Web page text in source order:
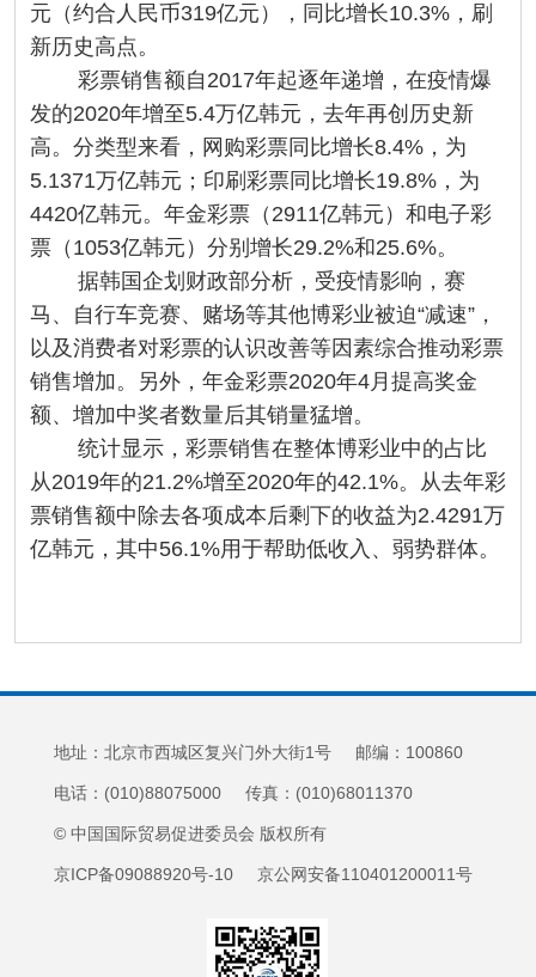
元（约合人民币319亿元），同比增长10.3%，刷
新历史高点。
彩票销售额自2017年起逐年递增，在疫情爆
发的2020年增至5.4万亿韩元，去年再创历史新
高。分类型来看，网购彩票同比增长8.4%，为
5.1371万亿韩元；印刷彩票同比增长19.8%，为
4420亿韩元。年金彩票（2911亿韩元）和电子彩
票（1053亿韩元）分别增长29.2%和25.6%。
据韩国企划财政部分析，受疫情影响，赛
马、自行车竞赛、赌场等其他博彩业被迫“减速”，
以及消费者对彩票的认识改善等因素综合推动彩票
销售增加。另外，年金彩票2020年4月提高奖金
额、增加中奖者数量后其销量猛增。
统计显示，彩票销售在整体博彩业中的占比
从2019年的21.2%增至2020年的42.1%。从去年彩
票销售额中除去各项成本后剩下的收益为2.4291万
亿韩元，其中56.1%用于帮助低收入、弱势群体。
地址：北京市西城区复兴门外大街1号 邮编：100860
电话：(010)88075000 传真：(010)68011370
© 中国国际贸易促进委员会 版权所有
京ICP备09088920号-10 京公网安备110401200011号